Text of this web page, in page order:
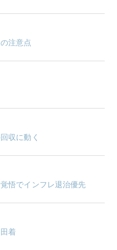
注意点
収に動く
悟でインフレ退治優先
着